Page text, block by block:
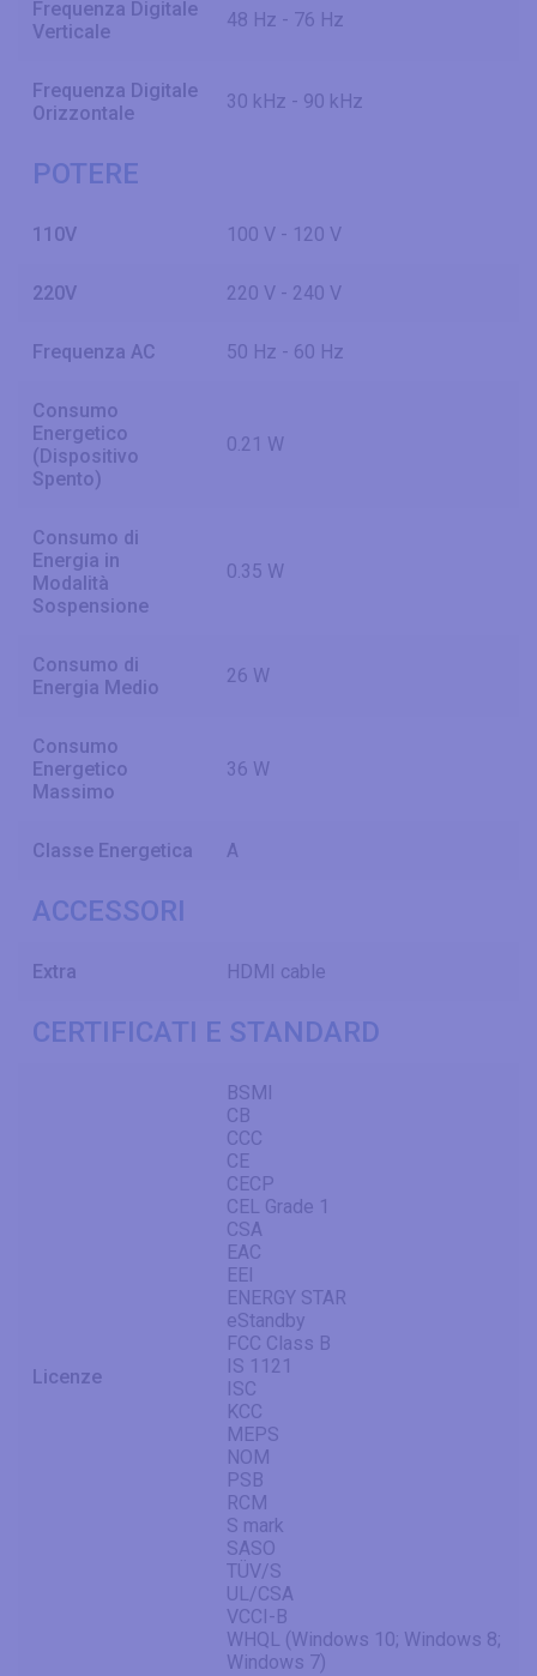
Frequenza Digitale
Verticale
48 Hz - 76 Hz
Frequenza Digitale
Orizzontale
30 kHz - 90 kHz
POTERE
110V 100 V - 120 V
220V 220 V - 240 V
Frequenza AC 50 Hz - 60 Hz
Consumo
Energetico
(Dispositivo
Spento)
0.21 W
Consumo di
Energia in
Modalità
Sospensione
0.35 W
Consumo di
Energia Medio
26 W
Consumo
Energetico
Massimo
36 W
Classe Energetica A
ACCESSORI
Extra HDMI cable
CERTIFICATI E STANDARD
Licenze
BSMI
CB
CCC
CE
CECP
CEL Grade 1
CSA
EAC
EEI
ENERGY STAR
eStandby
FCC Class B
IS 1121
ISC
KCC
MEPS
NOM
PSB
RCM
S mark
SASO
TÜV/S
UL/CSA
VCCI-B
WHQL (Windows 10; Windows 8;
Windows 7)